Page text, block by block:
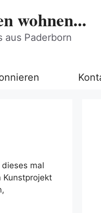
wohnen...
aus Paderborn
mal
Kunstprojekt